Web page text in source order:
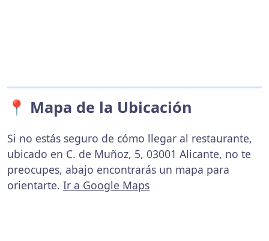
📍 Mapa de la Ubicación
Si no estás seguro de cómo llegar al restaurante,
ubicado en C. de Muñoz, 5, 03001 Alicante, no te
preocupes, abajo encontrarás un mapa para
orientarte. Ir a Google Maps